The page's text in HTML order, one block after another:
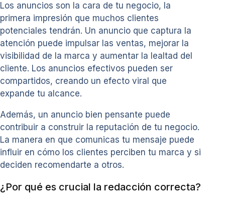
Los anuncios son la cara de tu negocio, la
primera impresión que muchos clientes
potenciales tendrán. Un anuncio que captura la
atención puede impulsar las ventas, mejorar la
visibilidad de la marca y aumentar la lealtad del
cliente. Los anuncios efectivos pueden ser
compartidos, creando un efecto viral que
expande tu alcance.
Además, un anuncio bien pensante puede
contribuir a construir la reputación de tu negocio.
La manera en que comunicas tu mensaje puede
influir en cómo los clientes perciben tu marca y si
deciden recomendarte a otros.
¿Por qué es crucial la redacción correcta?